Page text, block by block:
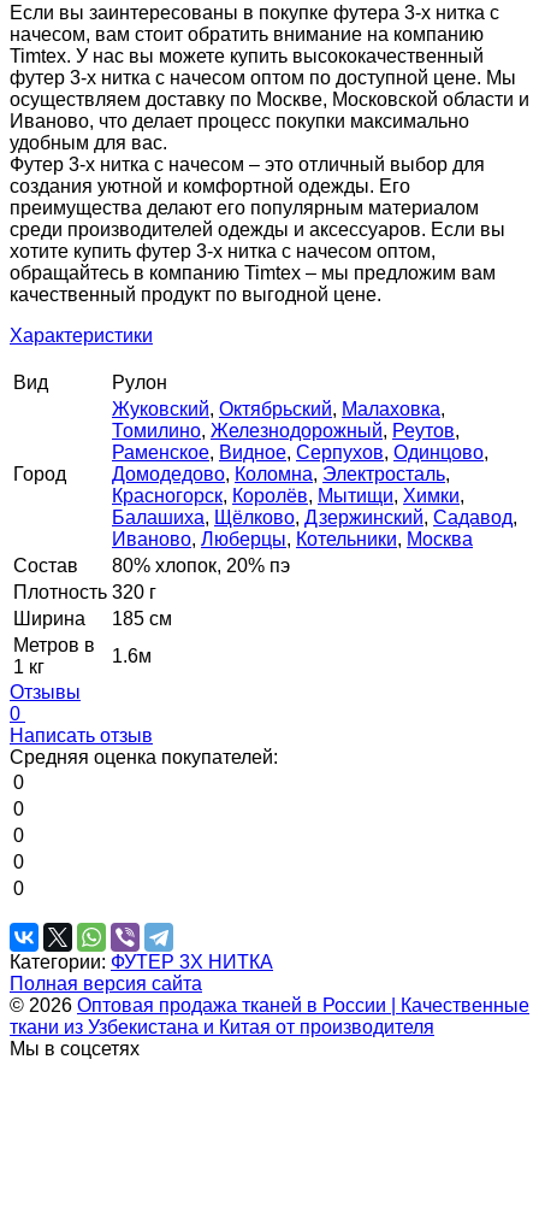
Если вы заинтересованы в покупке футера 3-х нитка с
начесом, вам стоит обратить внимание на компанию
Timtex. У нас вы можете купить высококачественный
футер 3-х нитка с начесом оптом по доступной цене. Мы
осуществляем доставку по Москве, Московской области и
Иваново, что делает процесс покупки максимально
удобным для вас.
Футер 3-х нитка с начесом – это отличный выбор для
создания уютной и комфортной одежды. Его
преимущества делают его популярным материалом
среди производителей одежды и аксессуаров. Если вы
хотите купить футер 3-х нитка с начесом оптом,
обращайтесь в компанию Timtex – мы предложим вам
качественный продукт по выгодной цене.
Характеристики
Вид Рулон
Город
Жуковский, Октябрьский, Малаховка,
Томилино, Железнодорожный, Реутов,
Раменское, Видное, Серпухов, Одинцово,
Домодедово, Коломна, Электросталь,
Красногорск, Королёв, Мытищи, Химки,
Балашиха, Щёлково, Дзержинский, Садавод,
Иваново, Люберцы, Котельники, Москва
Состав
80% хлопок, 20% пэ
Плотность 320 г
Ширина
185 см
Метров в
1 кг
1.6м
Отзывы
0
Написать отзыв
Средняя оценка покупателей:
0
0
0
0
0
Категории: ФУТЕР 3Х НИТКА
Полная версия сайта
© 2026 Оптовая продажа тканей в России | Качественные
ткани из Узбекистана и Китая от производителя
Мы в соцсетях